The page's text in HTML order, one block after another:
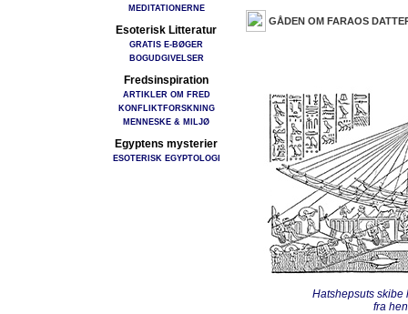
MEDITATIONERNE
Esoterisk Litteratur
GRATIS E-BØGER
BOGUDGIVELSER
Fredsinspiration
ARTIKLER OM FRED
KONFLIKTFORSKNING
MENNESKE & MILJØ
Egyptens mysterier
ESOTERISK EGYPTOLOGI
GÅDEN OM FARAOS
Hatshepsuts skibe
fra